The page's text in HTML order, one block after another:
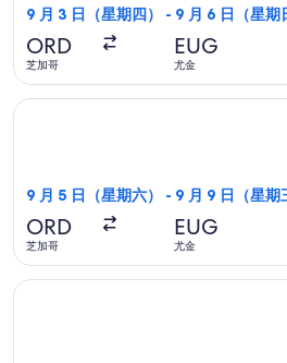
9 月 3 日（星期四） - 9 月 6 日（星期
ORD
芝加哥
EUG
尤金
9 月 5 日（星期六） - 9 月 9 日（星期
ORD
芝加哥
EUG
尤金
选择联合航空航班，9 月 5 日（星
选择联合航空航班，9 月 3 日（星